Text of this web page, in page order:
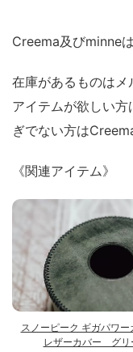
Creema及びminne
在庫があるものはメ
アイテムが欲しい
ぎでない方は
《関連アイテム》
スノーピーク ギガパワ
レザーカバー グリ